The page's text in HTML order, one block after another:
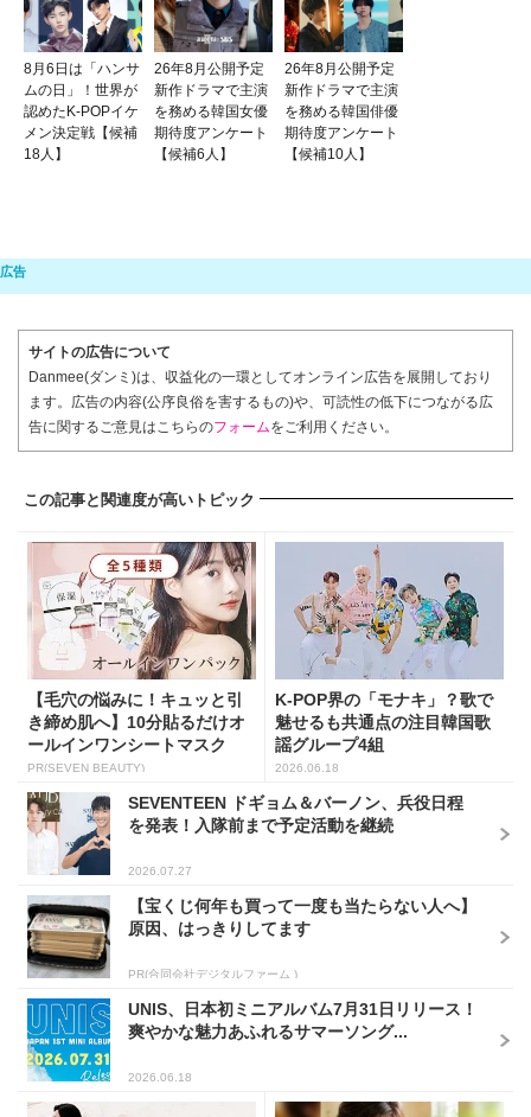
8月6日は「ハンサ
ムの日」！世界が
認めたK-POPイケ
メン決定戦【候補
18人】
26年8月公開予定
新作ドラマで主演
を務める韓国女優
期待度アンケート
【候補6人】
26年8月公開予定
新作ドラマで主演
を務める韓国俳優
期待度アンケート
【候補10人】
サイトの広告について
Danmee(ダンミ)は、収益化の一環としてオンライン広告を展開しており
ます。広告の内容(公序良俗を害するもの)や、可読性の低下につながる広
告に関するご意見はこちらのフォームをご利用ください。
この記事と関連度が高いトピック
【毛穴の悩みに！キュッと引
き締め肌へ】10分貼るだけオ
ールインワンシートマスク
PR(SEVEN BEAUTY)
K-POP界の「モナキ」？歌で
魅せるも共通点の注目韓国歌
謡グループ4組
2026.06.18
SEVENTEEN ドギョム＆バーノン、兵役日程
を発表！入隊前まで予定活動を継続
2026.07.27
【宝くじ何年も買って一度も当たらない人へ】
原因、はっきりしてます
PR(合同会社デジタルファーム )
UNIS、日本初ミニアルバム7月31日リリース！
爽やかな魅力あふれるサマーソング...
2026.06.18